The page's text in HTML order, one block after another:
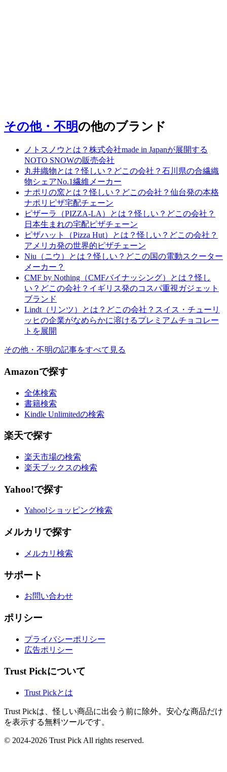
その他・不明の他のブランド
ノトスノウとは？株式会社made in Japanが展開する
NOTO SNOWの販売会社
丸井織物とは？怪しい？どこの会社？石川県の合繊織
物シェアNo.1繊維メーカー
ナポリの窯とは？怪しい？どこの会社？仙台発の本格
ナポリピザ宅配チェーン
ピザーラ（PIZZA-LA）とは？怪しい？どこの会社？
日本生まれの宅配ピザチェーン
ピザハット（Pizza Hut）とは？怪しい？どこの会社？
アメリカ発の世界的ピザチェーン
Niu（ニウ）とは？怪しい？どこの国の電動スクーター
メーカー？
CMF by Nothing（CMFバイナッシング）とは？怪し
い？どこの会社？イギリス発のコスパ重視ガジェット
ブランド
Lindt（リンツ）とは？どこの会社？スイス・チューリ
ッヒの企業がなめらかに溶けるプレミアムチョコレー
トを展開
その他・不明の記事をすべて見る
Amazonで探す
全体検索
書籍検索
Kindle Unlimitedの検索
楽天で探す
楽天市場の検索
楽天ブックスの検索
Yahoo!で探す
Yahoo!ショッピング検索
メルカリで探す
メルカリ検索
サポート
お問い合わせ
ポリシー
プライバシーポリシー
広告ポリシー
Trust Pickについて
Trust Pickとは
Trust Pickは、怪しい商品に出会う前に除外。安心な商品だけ
を表示する無料ツールです。
© 2024-2026 Trust Pick All rights reserved.